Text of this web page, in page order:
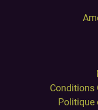
Conditions
Politique